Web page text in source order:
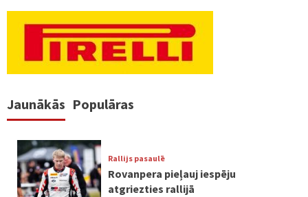
Jaunākās Populāras
Rallijs pasaulē
Rovanpera pieļauj iespēju
atgriezties rallijā